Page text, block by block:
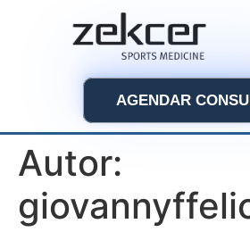
AGENDAR
Autor: